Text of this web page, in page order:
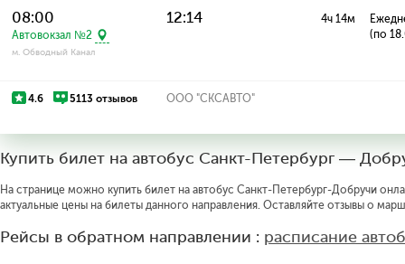
08:00
Автовокзал №2
м. Обводный Канал
12:14 4ч 14м
(по
4.6 5113 отзывов ООО "СКСАВТО"
Купить билет на автобус Санкт-Петербург —
На странице можно купить билет на автобус Санкт-Петербург-Добручи
актуальные цены на билеты данного направления. Оставляйте отзывы о
Рейсы в обратном направлении : расписание